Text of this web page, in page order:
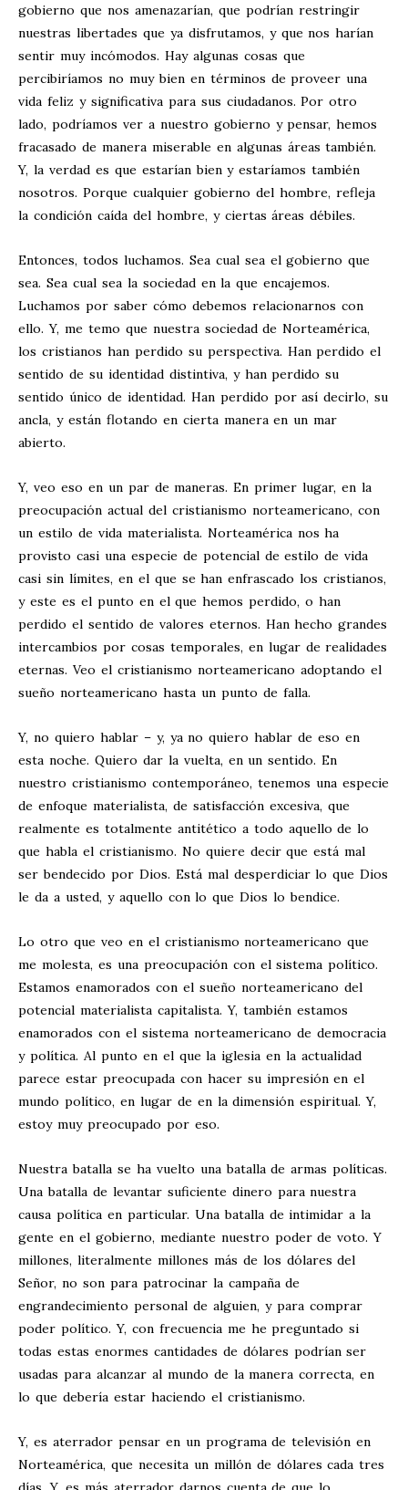
gobierno que nos amenazarían, que podrían restringir
nuestras libertades que ya disfrutamos, y que nos harían
sentir muy incómodos. Hay algunas cosas que
percibiríamos no muy bien en términos de proveer una
vida feliz y significativa para sus ciudadanos. Por otro
lado, podríamos ver a nuestro gobierno y pensar, hemos
fracasado de manera miserable en algunas áreas también.
Y, la verdad es que estarían bien y estaríamos también
nosotros. Porque cualquier gobierno del hombre, refleja
la condición caída del hombre, y ciertas áreas débiles.
Entonces, todos luchamos. Sea cual sea el gobierno que
sea. Sea cual sea la sociedad en la que encajemos.
Luchamos por saber cómo debemos relacionarnos con
ello. Y, me temo que nuestra sociedad de Norteamérica,
los cristianos han perdido su perspectiva. Han perdido el
sentido de su identidad distintiva, y han perdido su
sentido único de identidad. Han perdido por así decirlo, su
ancla, y están flotando en cierta manera en un mar
abierto.
Y, veo eso en un par de maneras. En primer lugar, en la
preocupación actual del cristianismo norteamericano, con
un estilo de vida materialista. Norteamérica nos ha
provisto casi una especie de potencial de estilo de vida
casi sin límites, en el que se han enfrascado los cristianos,
y este es el punto en el que hemos perdido, o han
perdido el sentido de valores eternos. Han hecho grandes
intercambios por cosas temporales, en lugar de realidades
eternas. Veo el cristianismo norteamericano adoptando el
sueño norteamericano hasta un punto de falla.
Y, no quiero hablar – y, ya no quiero hablar de eso en
esta noche. Quiero dar la vuelta, en un sentido. En
nuestro cristianismo contemporáneo, tenemos una especie
de enfoque materialista, de satisfacción excesiva, que
realmente es totalmente antitético a todo aquello de lo
que habla el cristianismo. No quiere decir que está mal
ser bendecido por Dios. Está mal desperdiciar lo que Dios
le da a usted, y aquello con lo que Dios lo bendice.
Lo otro que veo en el cristianismo norteamericano que
me molesta, es una preocupación con el sistema político.
Estamos enamorados con el sueño norteamericano del
potencial materialista capitalista. Y, también estamos
enamorados con el sistema norteamericano de democracia
y política. Al punto en el que la iglesia en la actualidad
parece estar preocupada con hacer su impresión en el
mundo político, en lugar de en la dimensión espiritual. Y,
estoy muy preocupado por eso.
Nuestra batalla se ha vuelto una batalla de armas políticas.
Una batalla de levantar suficiente dinero para nuestra
causa política en particular. Una batalla de intimidar a la
gente en el gobierno, mediante nuestro poder de voto. Y
millones, literalmente millones más de los dólares del
Señor, no son para patrocinar la campaña de
engrandecimiento personal de alguien, y para comprar
poder político. Y, con frecuencia me he preguntado si
todas estas enormes cantidades de dólares podrían ser
usadas para alcanzar al mundo de la manera correcta, en
lo que debería estar haciendo el cristianismo.
Y, es aterrador pensar en un programa de televisión en
Norteamérica, que necesita un millón de dólares cada tres